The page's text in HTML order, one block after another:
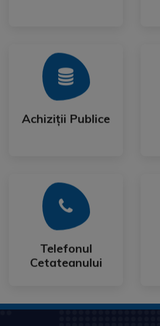
Achiziții Publice
Achiziții Publice
Mai Mult
Telefonul
Cetateanului
Telefonul
Cetateanului
Mai Mult